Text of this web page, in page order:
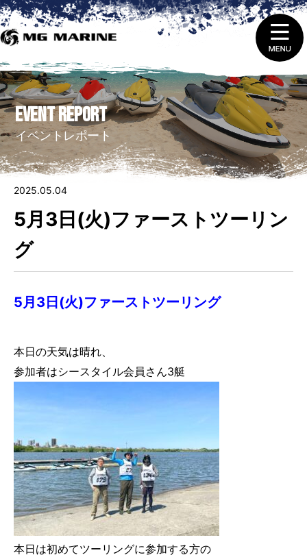
1.ニュース＆トピックス
2.船舶免許取得 ・ 免許証の更新と失効
3.販売（新艇＆中古艇）
5.整備 ・ 修理を依頼する
8. ビジター（非会員）施設利用
9. フォトギャラリー
10.会社情報
⑪ チャーター
EVENT REPORT
イベントレポート
2025.05.04
5月3日(火)ファーストツーリン
グ
5月3日(火)ファーストツーリング
本日の天気は晴れ、
参加者はシースタイル会員さん3艇
本日は初めてツーリングに参加する方の